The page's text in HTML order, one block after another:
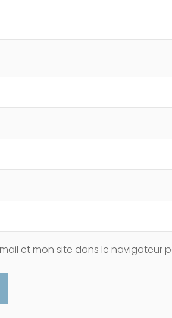
et mon site dans le navigateur